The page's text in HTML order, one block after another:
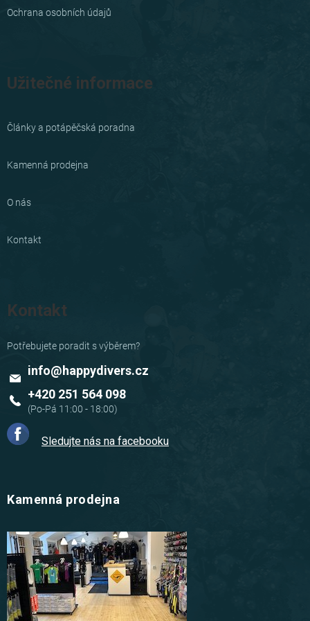
Ochrana osobních údajů
Užitečné informace
Články a potápěčská poradna
Kamenná prodejna
O nás
Kontakt
Kontakt
info@happydivers.cz
+420 251 564 098
Sledujte nás na facebooku
Kamenná prodejna